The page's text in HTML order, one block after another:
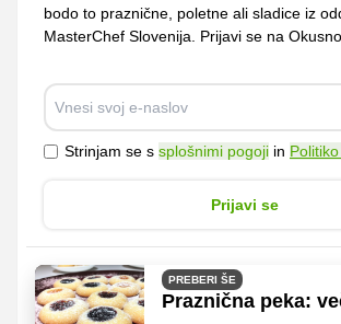
bodo to praznične, poletne ali sladice iz
MasterChef Slovenija. Prijavi se na
Strinjam se s splošnimi pogoji in
Prijavi se
PREBERI ŠE
Praznična peka: